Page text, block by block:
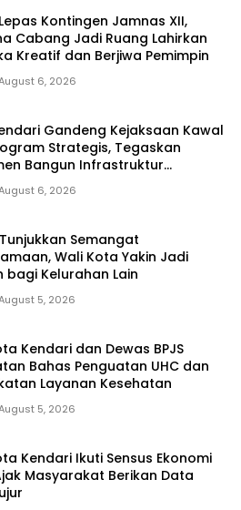
Kontingen Jamnas XII,
Cabang Jadi Ruang Lahirkan
Kreatif dan Berjiwa Pemimpin
6, 2026
Gandeng Kejaksaan Kawal
Strategis, Tegaskan
Bangun Infrastruktur
6, 2026
Semangat
Wali Kota Yakin Jadi
bagi Kelurahan Lain
5, 2026
Kendari dan Dewas BPJS
Bahas Penguatan UHC dan
Layanan Kesehatan
5, 2026
Kendari Ikuti Sensus Ekonomi
Masyarakat Berikan Data